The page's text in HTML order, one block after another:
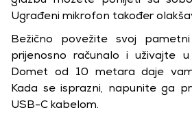
Ugrađeni mikrofon također
Bežično povežite svoj
prijenosno računalo i uživajte
Domet od 10 metara daje
Kada se isprazni, napunite ga
USB-C kabelom.